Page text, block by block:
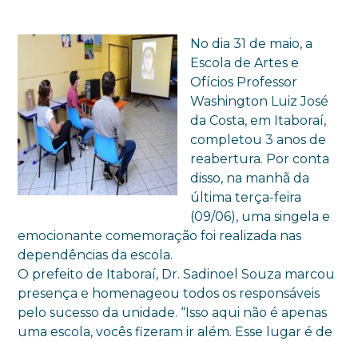
No dia 31 de maio, a
Escola de Artes e
Ofícios Professor
Washington Luiz José
da Costa, em Itaboraí,
completou 3 anos de
reabertura. Por conta
disso, na manhã da
última terça-feira
(09/06), uma singela e
emocionante comemoração foi realizada nas
dependências da escola.
O prefeito de Itaboraí, Dr. Sadinoel Souza marcou
presença e homenageou todos os responsáveis
pelo sucesso da unidade. “Isso aqui não é apenas
uma escola, vocês fizeram ir além. Esse lugar é de